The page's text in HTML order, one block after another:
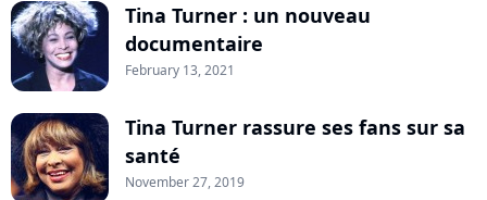
Tina Turner : un nouveau
documentaire
February 13, 2021
Tina Turner rassure ses fans sur sa
santé
November 27, 2019